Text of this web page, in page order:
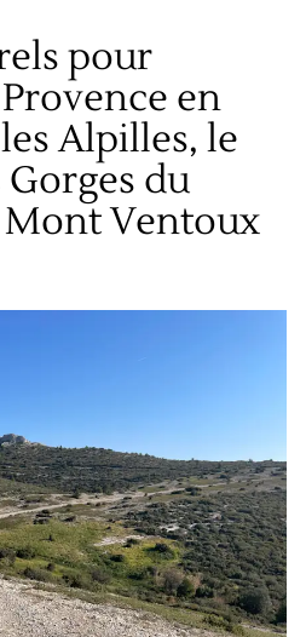
pour
en
Alpilles, le
du
Ventoux